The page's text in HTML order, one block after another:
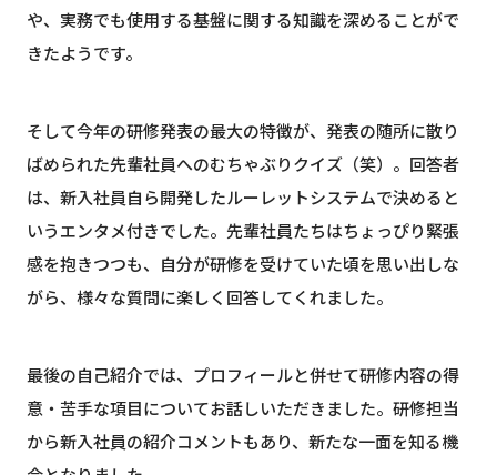
や、実務でも使用する基盤に関する知識を深めることがで
きたようです。
そして今年の研修発表の最大の特徴が、発表の随所に散り
ばめられた先輩社員へのむちゃぶりクイズ（笑）。回答者
は、新入社員自ら開発したルーレットシステムで決めると
いうエンタメ付きでした。先輩社員たちはちょっぴり緊張
感を抱きつつも、自分が研修を受けていた頃を思い出しな
がら、様々な質問に楽しく回答してくれました。
最後の自己紹介では、プロフィールと併せて研修内容の得
意・苦手な項目についてお話しいただきました。研修担当
から新入社員の紹介コメントもあり、新たな一面を知る機